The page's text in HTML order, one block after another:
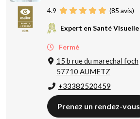
4.9 (85 avis)
Expert en Santé Visuelle
Fermé
15 b rue du marechal foch
57710 AUMETZ
+33382520459
Prenez un rendez-vous